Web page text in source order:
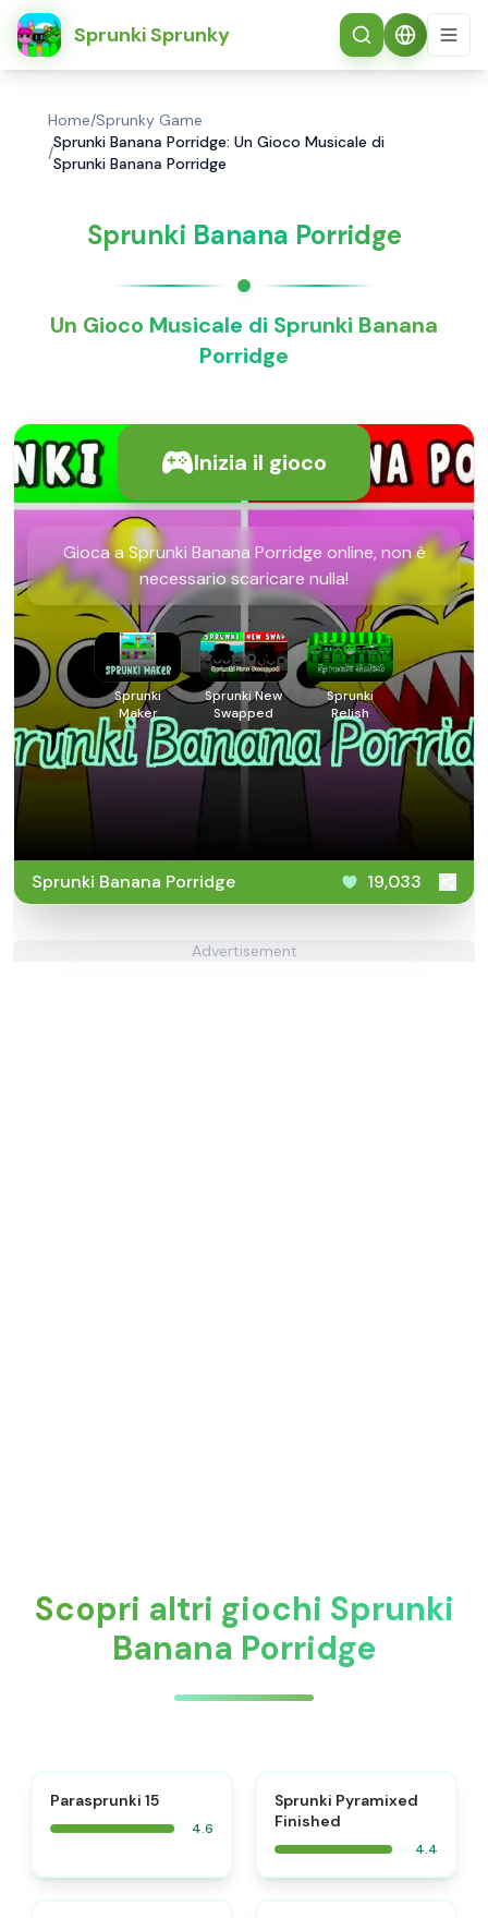
Sprunki Sprunky
简体中文
Home/Sprunky Game
/
Sprunki Banana Porridge: Un Gioco Musicale di
Sprunki Banana Porridge
Sprunki Banana Porridge
Un Gioco Musicale di Sprunki Banana
Porridge
Inizia il gioco
Gioca a Sprunki Banana Porridge online, non è
necessario scaricare nulla!
Sprunki
Maker
Sprunki New
Swapped
Sprunki
Relish
Sprunki Banana Porridge 19,033
Advertisement
Scopri altri giochi Sprunki
Banana Porridge
Parasprunki 15
4.6
Sprunki Pyramixed
Finished
4.4